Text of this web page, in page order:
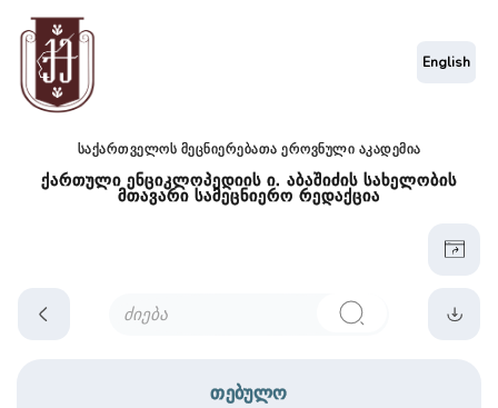
საქართველოს მეცნიერებათა ეროვნული აკადემია
ქართული ენციკლოპედიის ი. აბაშიძის სახელობის
მთავარი სამეცნიერო რედაქცია
English
თებულო